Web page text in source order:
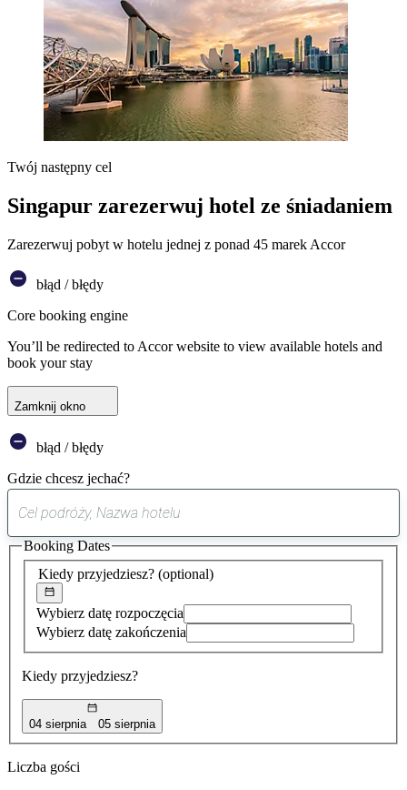
Twój następny cel
Singapur zarezerwuj hotel ze śniadaniem
Zarezerwuj pobyt w hotelu jednej z ponad 45 marek Accor
błąd / błędy
Core booking engine
You’ll be redirected to Accor website to view available hotels and
book your stay
Zamknij okno
błąd / błędy
Gdzie chcesz jechać?
sugestia
została
znaleziona
Kiedy przyjedziesz? (optional)
Wybierz datę rozpoczęcia
Wybierz datę zakończenia
Kiedy przyjedziesz?
04 sierpnia 05 sierpnia
Booking Dates
Liczba gości